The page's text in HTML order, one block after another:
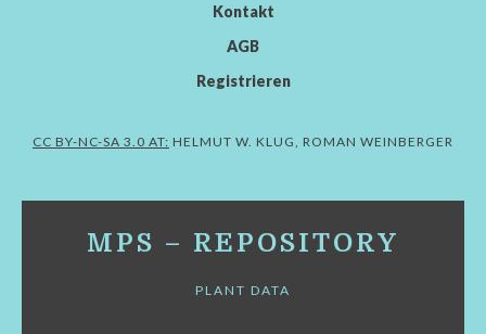
Kontakt
AGB
Registrieren
CC BY-NC-SA 3.0 AT: HELMUT W. KLUG, ROMAN WEINBERGER
MPS – REPOSITORY
PLANT DATA